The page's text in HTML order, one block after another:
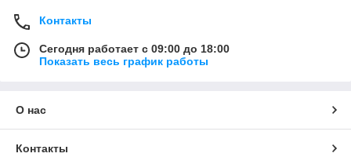
Контакты
Сегодня работает с 09:00 до 18:00
Показать весь график работы
О нас
Контакты